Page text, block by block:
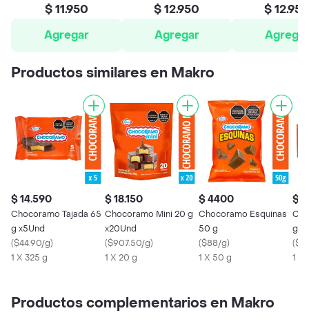
$ 11.950
Agregar
$ 12.950
Agregar
$ 12.950
Agregar
Productos similares en Makro
$ 14.590
Chocoramo Tajada 65
g x5Und
($44.90/g)
1 X 325 g
$ 18.150
Chocoramo Mini 20 g
x20Und
($907.50/g)
1 X 20 g
$ 4400
Chocoramo Esquinas
50 g
($88/g)
1 X 50 g
$
g
(
1 X
Productos complementarios en Makro